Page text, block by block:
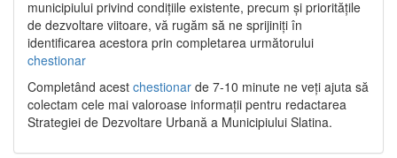
municipiului privind condițiile existente, precum și prioritățile
de dezvoltare viitoare, vă rugăm să ne sprijiniți în
identificarea acestora prin completarea următorului
chestionar
Completând acest chestionar de 7-10 minute ne veți ajuta să
colectam cele mai valoroase informații pentru redactarea
Strategiei de Dezvoltare Urbană a Municipiului Slatina.